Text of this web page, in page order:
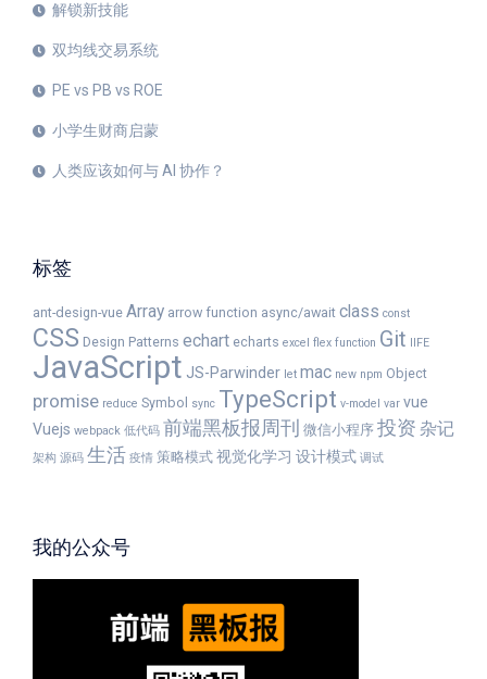
解锁新技能
双均线交易系统
PE vs PB vs ROE
小学生财商启蒙
人类应该如何与 AI 协作？
标签
ant-design-vue Array arrow function async/await class const
CSS Design Patterns echart echarts excel flex function Git IIFE
JavaScript JS-Parwinder let mac new npm Object
promise reduce Symbol sync TypeScript v-model var vue
Vuejs webpack 低代码 前端黑板报周刊 微信小程序 投资 杂记
架构 源码 生活 疫情 策略模式 视觉化学习 设计模式 调试
我的公众号